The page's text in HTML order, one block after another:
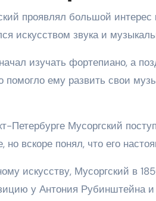
проявлял большой
искусством звука и
изучать фортепиано, а
помогло ему развить свои
Петербурге Мусоргский
вскоре понял, что его
искусству, Мусоргский в
у Антония Рубинштейна